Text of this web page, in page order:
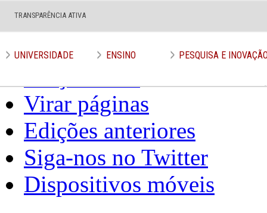
TRANSPARÊNCIA ATIVA
UNIVERSIDADE ENSINO PESQUISA E
Expediente
Assine o Jornal
Virar páginas
Edições anteriores
Siga-nos no Twitter
Dispositivos móveis